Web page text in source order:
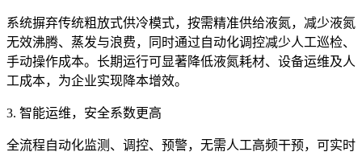
系统摒弃传统粗放式供冷模式，按需精准供给液氮，减少液氮
无效沸腾、蒸发与浪费，同时通过自动化调控减少人工巡检、
手动操作成本。长期运行可显著降低液氮耗材、设备运维及人
工成本，为企业实现降本增效。
3. 智能运维，安全系数更高
全流程自动化监测、调控、预警，无需人工高频干预，可实时